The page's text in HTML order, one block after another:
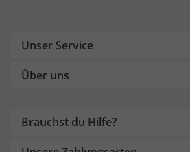
Unser Service
Über uns
Brauchst du Hilfe?